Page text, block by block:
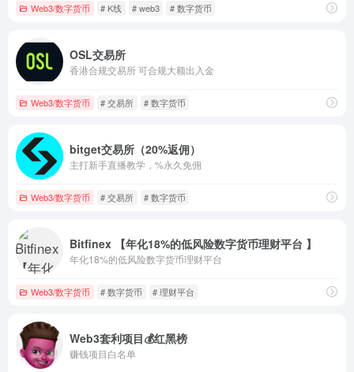
Web3/数字货币 # K线 # web3 # 数字货币
OSL交易所
香港合规交易所 可合规大额出入金
Web3/数字货币 # 交易所 # 数字货币
bitget交易所（20%返佣）
主打新手直播教学，%永久免佣
Web3/数字货币 # 交易所 # 数字货币
Bitfinex 【年化18%的低风险数字货币理财平台 】
年化18%的低风险数字货币理财平台
Web3/数字货币 # 数字货币 # 理财平台
Web3套利项目💰红黑榜
赚钱项目白名单